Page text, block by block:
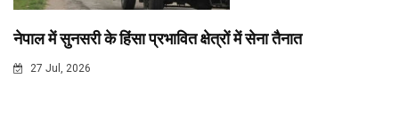
नेपाल में सुनसरी के हिंसा प्रभावित क्षेत्रों में सेना तैनात
27 Jul, 2026